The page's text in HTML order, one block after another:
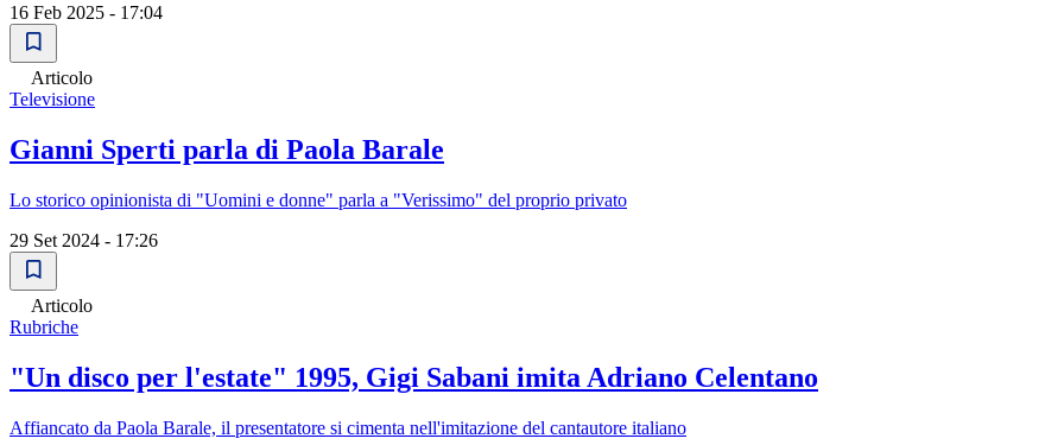
16 Feb 2025 - 17:04
Articolo
Televisione
Gianni Sperti parla di Paola Barale
Lo storico opinionista di "Uomini e donne" parla a "Verissimo" del proprio privato
29 Set 2024 - 17:26
Articolo
Rubriche
"Un disco per l'estate" 1995, Gigi Sabani imita Adriano Celentano
Affiancato da Paola Barale, il presentatore si cimenta nell'imitazione del cantautore italiano